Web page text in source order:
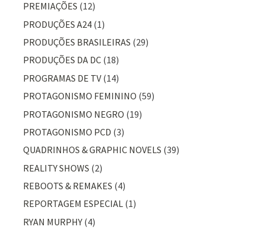
PREMIAÇÕES (12)
PRODUÇÕES A24 (1)
PRODUÇÕES BRASILEIRAS (29)
PRODUÇÕES DA DC (18)
PROGRAMAS DE TV (14)
PROTAGONISMO FEMININO (59)
PROTAGONISMO NEGRO (19)
PROTAGONISMO PCD (3)
QUADRINHOS & GRAPHIC NOVELS (39)
REALITY SHOWS (2)
REBOOTS & REMAKES (4)
REPORTAGEM ESPECIAL (1)
RYAN MURPHY (4)